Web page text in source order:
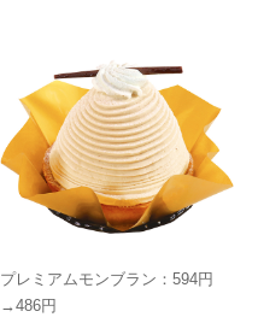
プレミアムモンブラン：594円
→486円